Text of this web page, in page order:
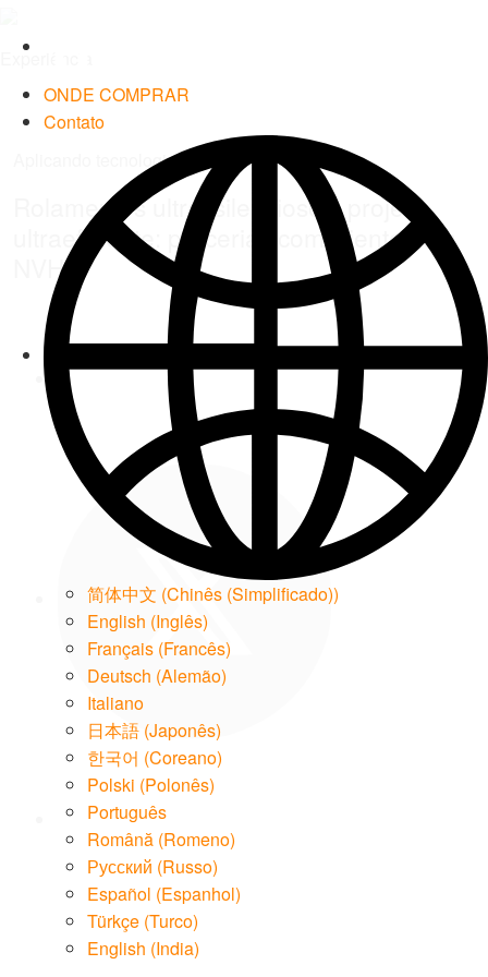
ONDE COMPRAR
Contato
简体中文 (Chinês (Simplificado))
English (Inglês)
Français (Francês)
Deutsch (Alemão)
Italiano
日本語 (Japonês)
한국어 (Coreano)
Polski (Polonês)
Português
Română (Romeno)
Русский (Russo)
Español (Espanhol)
Türkçe (Turco)
English (India)
Experiência
Aplicando tecnologia
Rolamentos ultrassilenciosos, projeto
ultraeficiente: parcerias com clientes em
NVH
Facebook
Twitter
LinkedIn
Email